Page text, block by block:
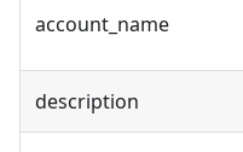
account_name
description